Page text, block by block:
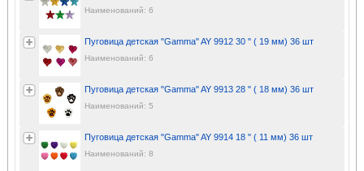
Наименований: 6
Пуговица детская "Gamma" AY 9912 30 " ( 19 мм) 36 шт
Наименований: 6
Пуговица детская "Gamma" AY 9913 28 " ( 18 мм) 36 шт
Наименований: 5
Пуговица детская "Gamma" AY 9914 18 " ( 11 мм) 36 шт
Наименований: 8